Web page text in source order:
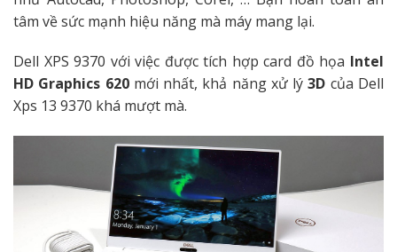
tâm về sức mạnh hiệu năng mà máy mang lại.
Dell XPS 9370 với việc được tích hợp card đồ họa Intel
HD Graphics 620mới nhất, khả năng xử lý3D của Dell
Xps 13 9370 khá mượt mà.